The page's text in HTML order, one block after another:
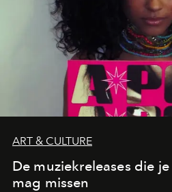
ART & CULTURE
De muziekreleases die
mag missen